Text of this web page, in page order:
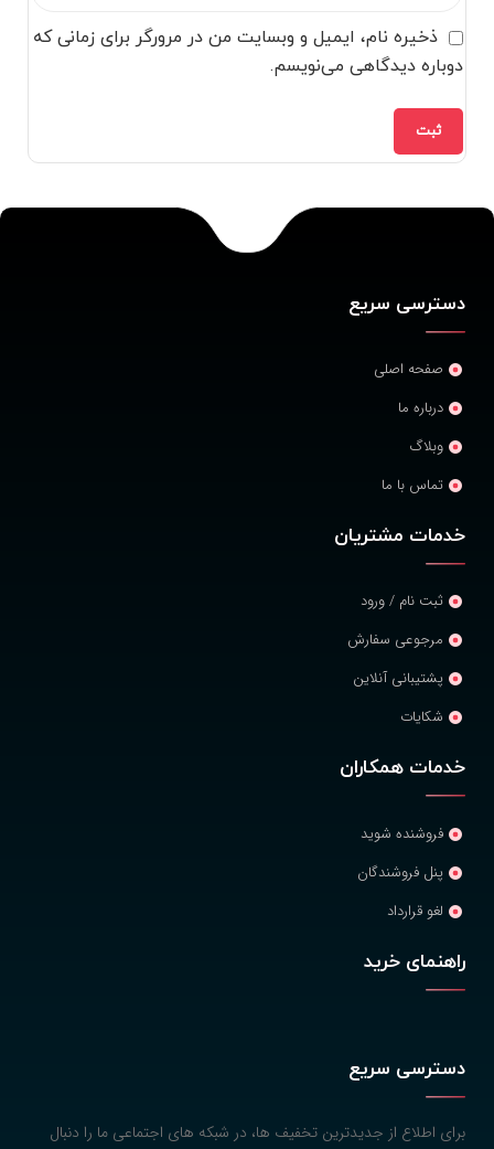
ذخیره نام، ایمیل و وبسایت من در مرورگر برای زمانی که
دوباره دیدگاهی می‌نویسم.
دسترسی سریع
صفحه اصلی
درباره ما
وبلاگ
تماس با ما
خدمات مشتریان
ثبت نام / ورود
مرجوعی سفارش
پشتیبانی آنلاین
شکایات
خدمات همکاران
فروشنده شوید
پنل فروشندگان
لغو قرارداد
راهنمای خرید
دسترسی سریع
برای اطلاع از جدیدترین تخفیف ها، در شبکه های اجتماعی ما را دنبال